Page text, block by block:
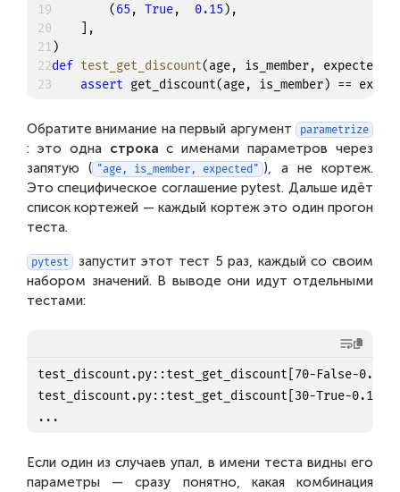
19
20
21
22
23
(65, True, 0.15) ,
,
)
def test_get_discount(age, is_member, expected
assert get_discount(age, is_member) ==
Обратите внимание на первый аргумент parametrize
: это одна строка с именами параметров через
запятую ( "age, is_member, expected" ), а не кортеж.
Это специфическое соглашение pytest. Дальше идёт
список кортежей — каждый кортеж это один прогон
теста.
pytest
запустит этот тест 5 раз, каждый со своим
набором значений. В выводе они идут отдельными
тестами:
test_discount.py::test_get_discount[70-False-0.15]
test_discount.py::test_get_discount[30-True-0.1]
Если один из случаев упал, в имени теста видны его
параметры — сразу понятно, какая комбинация